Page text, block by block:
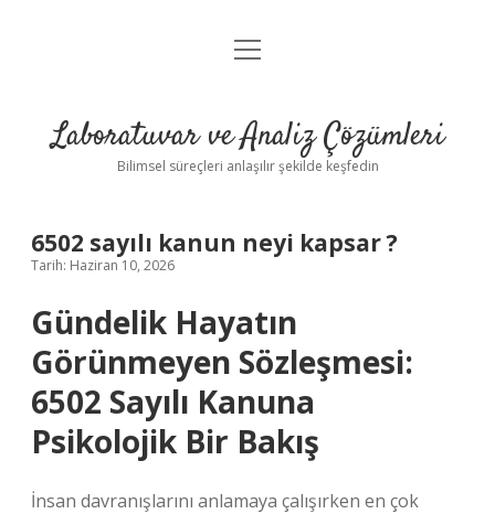
Anasayfa
Yasal Uyarı
menüyü
Laboratuvar ve Analiz Çözümleri
Bilimsel süreçleri anlaşılır şekilde keşfedin
6502 sayılı kanun neyi kapsar ?
Tarih: Haziran 10, 2026
Gündelik Hayatın
Görünmeyen Sözleşmesi:
6502 Sayılı Kanuna
Psikolojik Bir Bakış
İnsan davranışlarını anlamaya çalışırken en çok